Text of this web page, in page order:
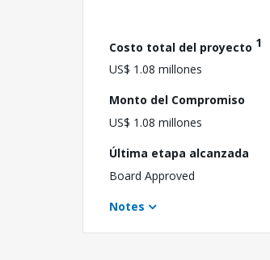
Costo total del proyecto 1
US$ 1.08 millones
Monto del Compromiso
US$ 1.08 millones
Última etapa alcanzada
Board Approved
Notes